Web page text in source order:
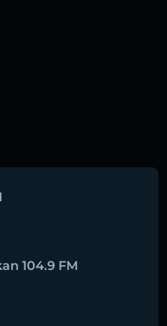
104.9 FM